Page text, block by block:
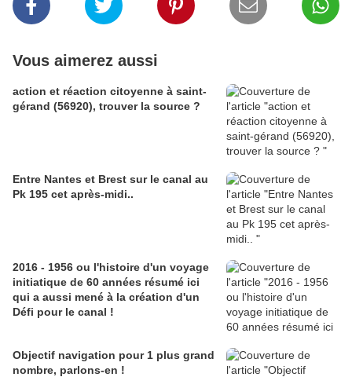
Vous aimerez aussi
action et réaction citoyenne à saint-
gérand (56920), trouver la source ?
Entre Nantes et Brest sur le canal au
Pk 195 cet après-midi..
2016 - 1956 ou l'histoire d'un voyage
initiatique de 60 années résumé ici
qui a aussi mené à la création d'un
Défi pour le canal !
Objectif navigation pour 1 plus grand
nombre, parlons-en !